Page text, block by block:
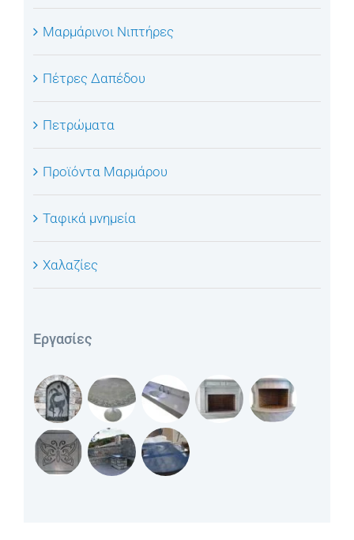
Μαρμάρινοι Νιπτήρες
Πέτρες Δαπέδου
Πετρώματα
Προϊόντα Μαρμάρου
Ταφικά μνημεία
Χαλαζίες
Εργασίες